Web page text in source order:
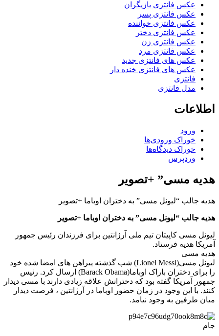
عکس فانتزی بازیگران
عکس فانتزی پسر
عکس فانتزی خواننده
عکس فانتزی دختر
عکس فانتزی زن
عکس فانتزی مرد
عکس های فانتزی جدید
عکس های فانتزی خنده دار
فانتزی
مدل فانتزی
اطلاعات
ورود
خوراک ورودی‌ها
خوراک دیدگاه‌ها
وردپرس
هدیه مسی” +تصویر
هدیه جالب “لیونل مسی” به دختران اوباما +تصویر
هدیه جالب “لیونل مسی” به دختران اوباما +تصویر
لیونل مسی کاپیتان تیم ملی آرژانتین برای فرزندان رئیس جمهور
آمریکا هدیه فرستاد.
هدیه مسی
لیونل مسی(Lionel Messi) شب گذشته پیراهن های امضا شده خود
را برای دختران باراک اوباما(Barack Obama) ارسال کرد. رئیس
جمهور آمریکا گفته بود که دخترانش علاقه زیادی دارند با مسی دیدار
کنند. با این وجود در زمان حضور اوباما در آرژانتین ، فرصت دیدار
میان طرفین به وجود نیامد.
جام